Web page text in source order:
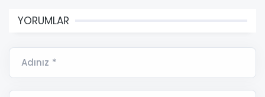
YORUMLAR
Adınız *